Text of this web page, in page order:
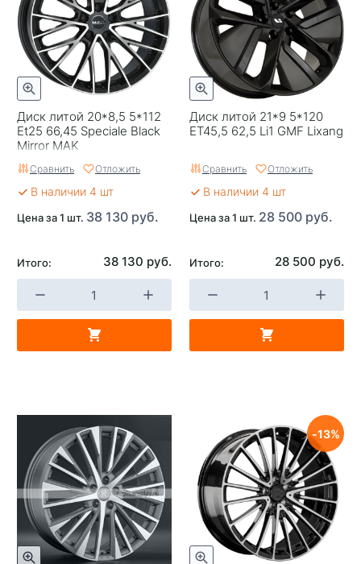
Вылет
57
ЦО
71,6
Ширина (диски)
9
Применяемость
Volkswagen
Тип диска
Гарантия
1 год
Цвет
Серый с полировкой
Страна изготовителя
Китай
Replica
0
Завод изготовитель
Диск литой 20*8,5 5*112
Et25 66,45 Speciale Black
Mirror MAK
Сравнить Отложить
В наличии 4 шт
Цена за 1 шт. 38 130 руб.
Итого: 38 130 руб.
Диск литой 21*9 5*120
ET45,5 62,5 Li1 GMF Lixang
Сравнить Отложить
В наличии 4 шт
Цена за 1 шт. 28 500 руб.
Итого: 28 500 руб.
13